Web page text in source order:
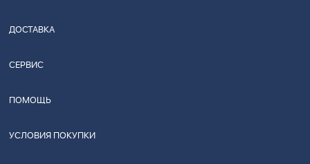
ДОСТАВКА
СЕРВИС
ПОМОЩЬ
УСЛОВИЯ ПОКУПКИ